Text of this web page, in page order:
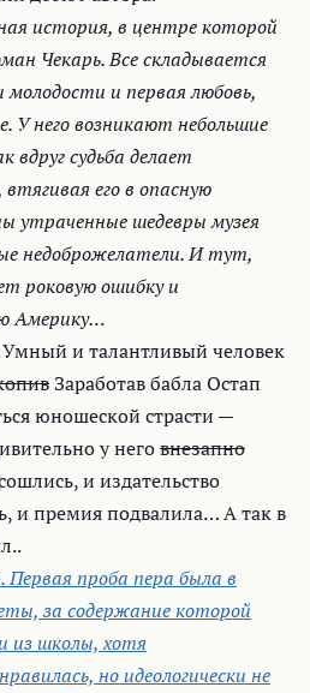
история, в центре которой
Чекарь. Все складывается
и первая любовь,
У него возникают небольшие
вдруг судьба делает
его в опасную
утраченные шедевры музея
недоброжелатели. И тут,
роковую ошибку и
Америку…
Умный и талантливый человек
Заработав бабла Остап
юношеской страсти —
у неговнезапно
и издательство
и премия подвалила… А так в
проба пера была в
за содержание которой
из школы, хотя
но идеологически не